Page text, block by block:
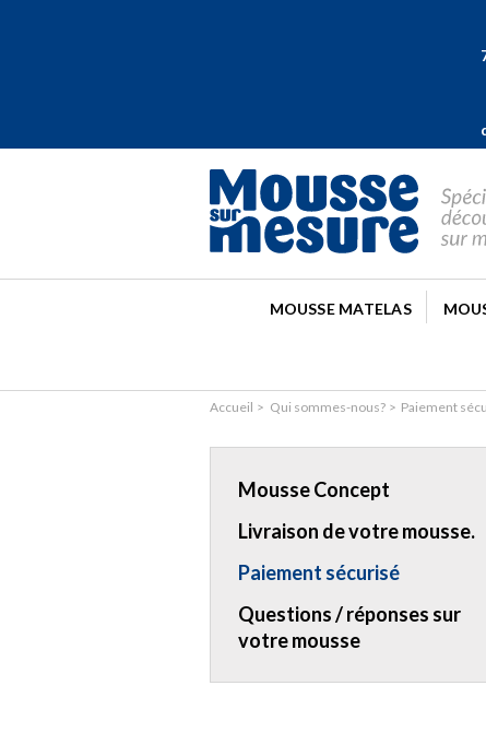
MOUSSE MATELAS
Accueil Qui sommes-nous? Paiement
Mousse Concept
Livraison de votre mousse.
Paiement sécurisé
Questions / réponses sur
votre mousse